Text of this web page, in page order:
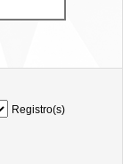
Registro(s)